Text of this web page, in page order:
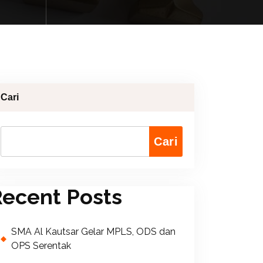
Cari
Cari
Posts
SMA Al Kautsar Gelar MPLS, ODS dan
OPS Serentak